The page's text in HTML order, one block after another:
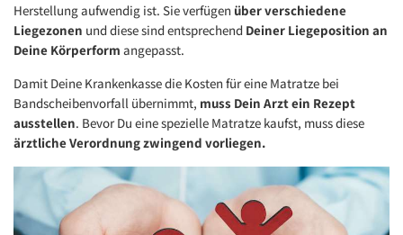
Herstellung aufwendig ist. Sie verfügen über verschiedene
Liegezonen und diese sind entsprechend Deiner Liegeposition an
Deine Körperform angepasst.
Damit Deine Krankenkasse die Kosten für eine Matratze bei
Bandscheibenvorfall übernimmt, muss Dein Arzt ein Rezept
ausstellen. Bevor Du eine spezielle Matratze kaufst, muss diese
ärztliche Verordnung zwingend vorliegen.